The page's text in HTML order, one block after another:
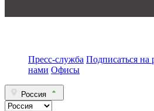
Пресс-служба Подписаться на
нами Офисы
Россия